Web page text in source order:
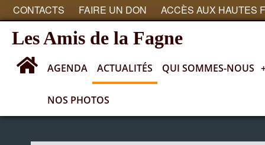
CONTACTS FAIRE UN DON ACCÈS AUX HAUTES
Les Amis de la Fagne
AGENDA ACTUALITÉS QUI SOMMES-NOUS
NOS PHOTOS
Actualités